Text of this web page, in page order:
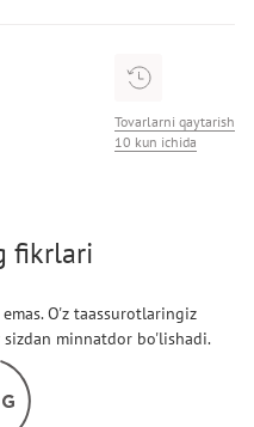
Tovarlarni qaytarish
10 kun ichida
fikrlari
O'z taassurotlaringiz
minnatdor bo'lishadi.